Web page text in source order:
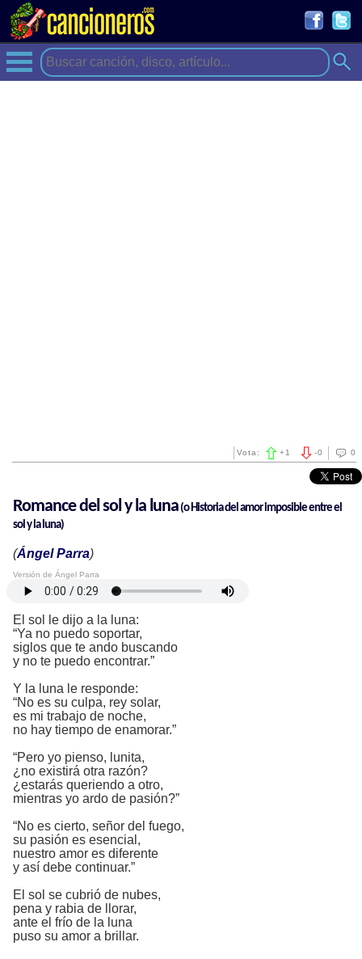
0
-0
Vota: +1
Romance del sol y la luna (oHistoria del amor imposible entre el
sol y la luna)
(Ángel Parra)
Versión de Ángel Parra
El sol le dijo a la luna:
“Ya no puedo soportar,
siglos que te ando buscando
y no te puedo encontrar.”
Y la luna le responde:
“No es su culpa, rey solar,
es mi trabajo de noche,
no hay tiempo de enamorar.”
“Pero yo pienso, lunita,
¿no existirá otra razón?
¿estarás queriendo a otro,
mientras yo ardo de pasión?”
“No es cierto, señor del fuego,
su pasión es esencial,
nuestro amor es diferente
y así debe continuar.”
El sol se cubrió de nubes,
pena y rabia de llorar,
ante el frío de la luna
puso su amor a brillar.